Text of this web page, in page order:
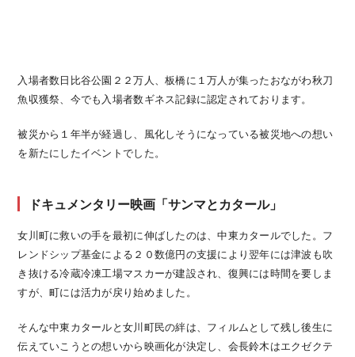
入場者数日比谷公園２２万人、板橋に１万人が集ったおながわ秋刀
魚収獲祭、今でも入場者数ギネス記録に認定されております。
被災から１年半が経過し、風化しそうになっている被災地への想い
を新たにしたイベントでした。
ドキュメンタリー映画「サンマとカタール」
女川町に救いの手を最初に伸ばしたのは、中東カタールでした。フ
レンドシップ基金による２０数億円の支援により翌年には津波も吹
き抜ける冷蔵冷凍工場マスカーが建設され、復興には時間を要しま
すが、町には活力が戻り始めました。
そんな中東カタールと女川町民の絆は、フィルムとして残し後生に
伝えていこうとの想いから映画化が決定し、会長鈴木はエクゼクテ